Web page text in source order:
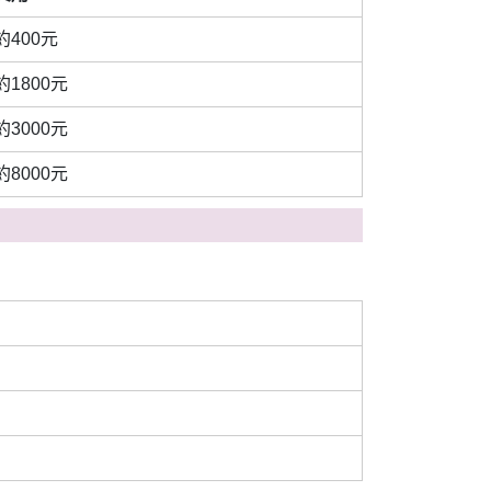
400元
1800元
3000元
8000元